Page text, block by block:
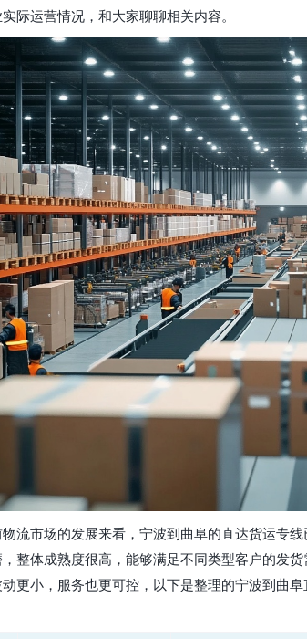
际运营情况，和大家聊聊相关内容。
物流市场的发展来看，宁波到曲阜的直达货运专
整体成熟度很高，能够满足不同类型客户的发
更小，服务也更可控，以下是整理的宁波到曲